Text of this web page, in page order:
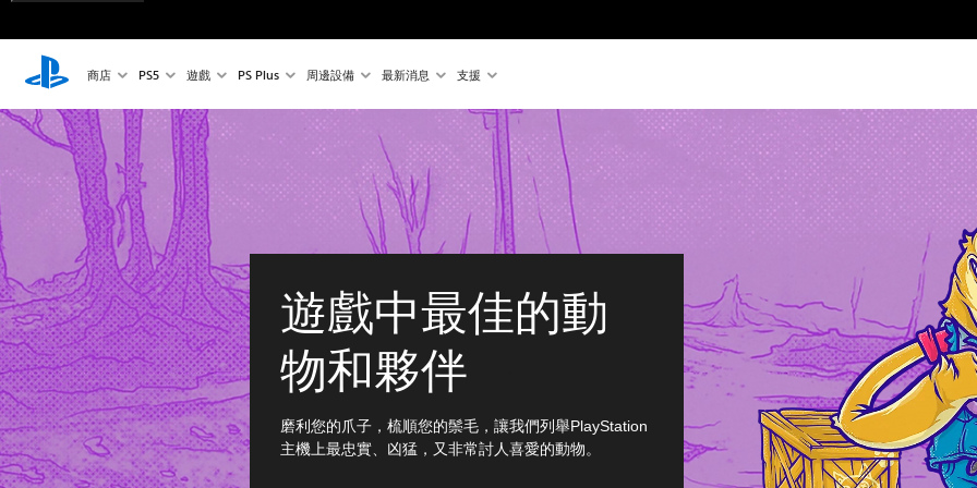
商店 PS5 遊戲 PS Plus 周邊設備 最新消息 支援
遊戲中最佳的動
物和夥伴
磨利您的爪子，梳順您的鬃毛，讓我們列舉PlayStation
主機上最忠實、凶猛，又非常討人喜愛的動物。